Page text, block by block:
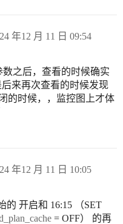
年12 月 11 日 09:54
之后，查看的时候确实
来再次查看的时候发现
的时候，，监控图上才体
年12 月 11 日 10:05
的 开启和 16:15 （SET
= OFF） 的再